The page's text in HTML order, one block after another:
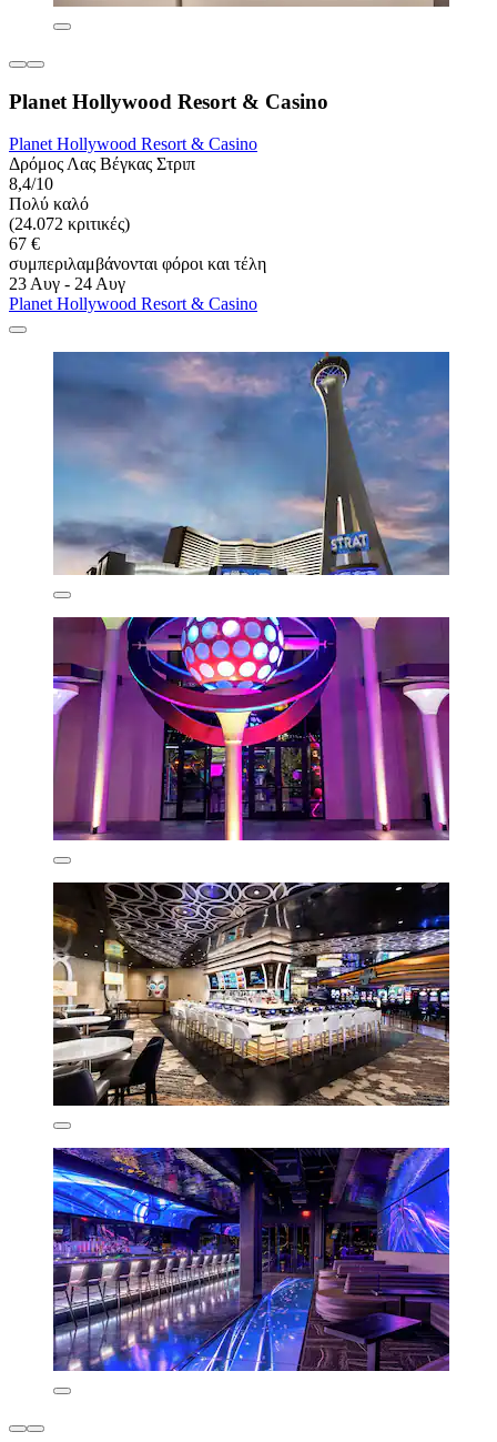
Planet Hollywood Resort & Casino
Planet Hollywood Resort & Casino
Δρόμος Λας Βέγκας Στριπ
8,4/10
Πολύ καλό
(24.072 κριτικές)
67 €
συμπεριλαμβάνονται φόροι και τέλη
23 Αυγ - 24 Αυγ
Planet Hollywood Resort & Casino